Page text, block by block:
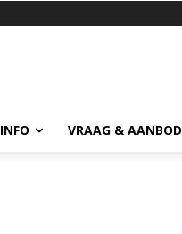
INFO VRAAG & AANBOD